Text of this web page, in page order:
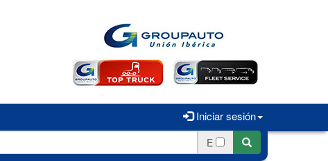
Iniciar sesión
E